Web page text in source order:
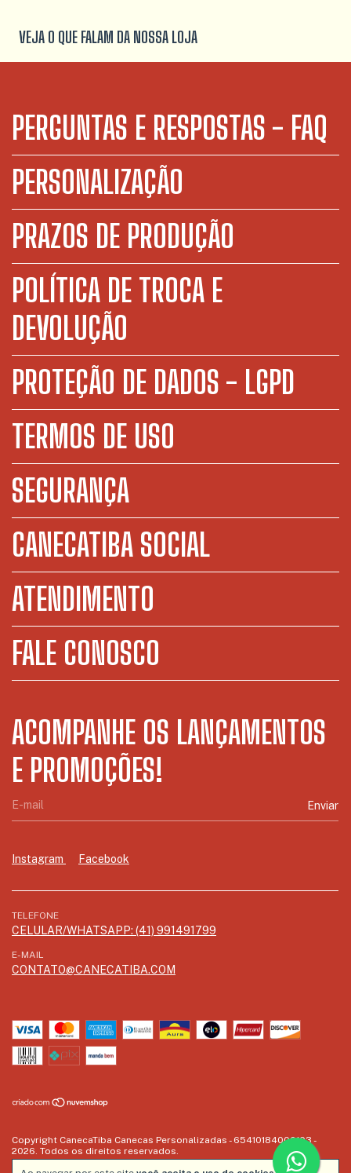
VEJA O QUE FALAM DA NOSSA LOJA
PERGUNTAS E RESPOSTAS - FAQ
PERSONALIZAÇÃO
PRAZOS DE PRODUÇÃO
POLÍTICA DE TROCA E
DEVOLUÇÃO
PROTEÇÃO DE DADOS - LGPD
TERMOS DE USO
SEGURANÇA
CANECATIBA SOCIAL
ATENDIMENTO
FALE CONOSCO
ACOMPANHE OS LANÇAMENTOS
E PROMOÇÕES!
Instagram Facebook
TELEFONE
CELULAR/WHATSAPP: (41) 991491799
E-MAIL
CONTATO@CANECATIBA.COM
Copyright CanecaTiba Canecas Personalizadas - 65410184000103 -
2026. Todos os direitos reservados.